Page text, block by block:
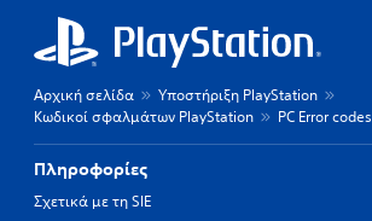
Αρχική σελίδα
Υποστήριξη PlayStation
Κωδικοί σφαλμάτων PlayStation
PC Error codes
Πληροφορίες
Σχετικά με τη SIE